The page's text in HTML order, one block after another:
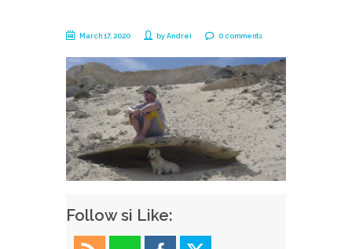
March 17, 2020 byAndrei 0 comments
Follow si Like: